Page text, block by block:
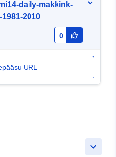
daily-makkink-
2010
0
URL
keyboard_arrow_down